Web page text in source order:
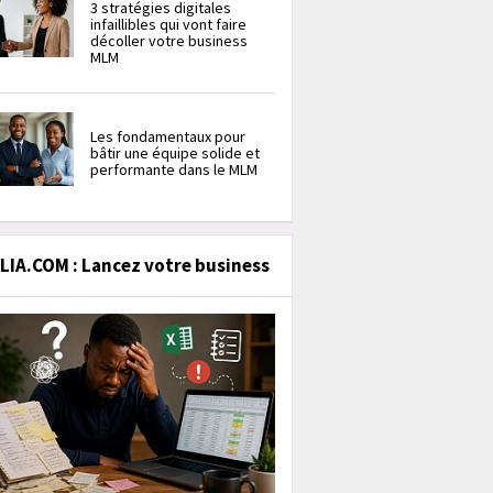
3 stratégies digitales
infaillibles qui vont faire
décoller votre business
MLM
Les fondamentaux pour
bâtir une équipe solide et
performante dans le MLM
: Lancez votre business